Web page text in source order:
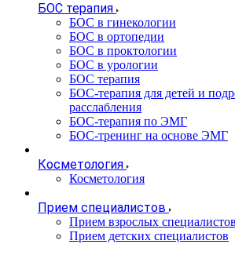
БОС терапия
БОС в гинекологии
БОС в ортопедии
БОС в проктологии
БОС в урологии
БОС терапия
БОС-терапия для детей и
расслабления
БОС-терапия по ЭМГ
БОС-тренинг на основе ЭМГ
Косметология
Косметология
Прием специалистов
Прием взрослых специалистов
Прием детских специалистов